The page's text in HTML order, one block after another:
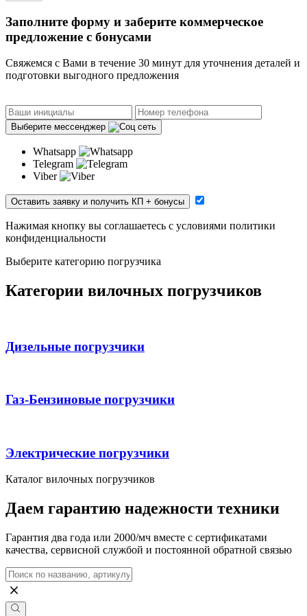
Заполните форму и заберите коммерческое
предложение с бонусами
Свяжемся с Вами в течение 30 минут для уточнения деталей и
подготовки выгодного предложения
Выберите мессенджер
Whatsapp
Telegram
Viber
Оставить заявку и получить КП + бонусы
Нажимая кнопку вы соглашаетесь с условиями политики
конфиденциальности
Выберите категорию погрузчика
Категории вилочных погрузчиков
Дизельные погрузчики
Газ-Бензиновые погрузчики
Электрические погрузчики
Каталог вилочных погрузчиков
Даем гарантию надежности техники
Гарантия два года или 2000/мч вместе с сертификатами
качества, сервисной службой и постоянной обратной связью